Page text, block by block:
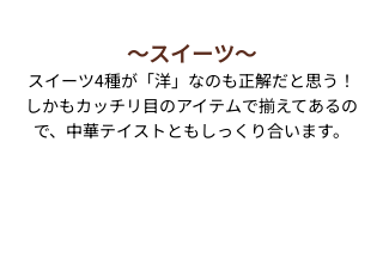
〜スイーツ〜
スイーツ4種が「洋」なのも正解だと思う！
しかもカッチリ目のアイテムで揃えてあるの
で、中華テイストともしっくり合います。